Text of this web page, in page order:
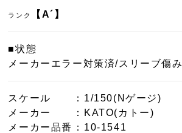
ランク 【A´】
■状態
メーカーエラー対策済/スリーブ傷み
スケール
：1/150(Nゲージ)
メーカー
：KATO(カトー)
メーカー品番
：10-1541